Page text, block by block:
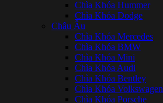
Chìa Khóa Hummer
Chìa Khóa Dodge
Châu Âu
Chìa Khóa Mercedes
Chìa Khóa BMW
Chìa Khóa Mini
Chìa Khóa Audi
Chìa Khóa Bentley
Chìa Khóa Volkswagen
Chìa Khóa Porsche